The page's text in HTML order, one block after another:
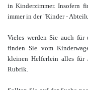
in Kinderzimmer. Insofern
immer in der "Kinder -
Vieles werden Sie auch für
finden Sie vom
kleinen Helferlein alles für
Rubrik.